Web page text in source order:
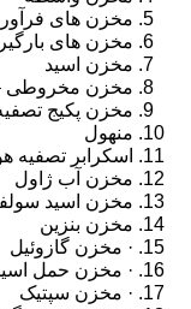
مخزن های
مخزن های
مخزن اسید
مخزن مخروطی –
مخزن پکیج
منهول
اسکرابر تصفیه
مخزن آب ژاول
مخزن اسید
مخزن بنزین
· مخزن گازوئیل
· مخزن حمل
· مخزن سپتیک